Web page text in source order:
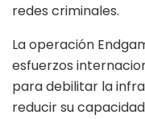
redes criminales.
La operación
esfuerzos
para debilitar la
reducir su